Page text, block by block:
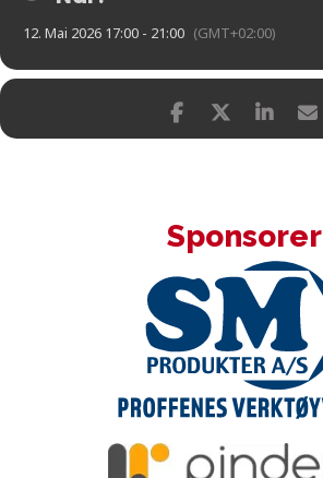
12. Mai 2026 17:00 - 21:00 (GMT+02:00)
Sponsorer